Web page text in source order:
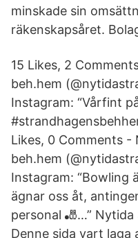
minskade sin
räkenskapsåret.
15 Likes, 2
beh.hem
Instagram: “Vårfint
Likes, 0 Comments -
beh.hem
Instagram: “Bowling
ägnar oss åt,
personal 🎳…”
Denne sida vart laga